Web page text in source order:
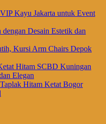
Kayu Jakarta untuk Event
Desain Estetik dan
Kursi Arm Chairs Depok
Hitam SCBD Kuningan
Elegan
Hitam Ketat Bogor